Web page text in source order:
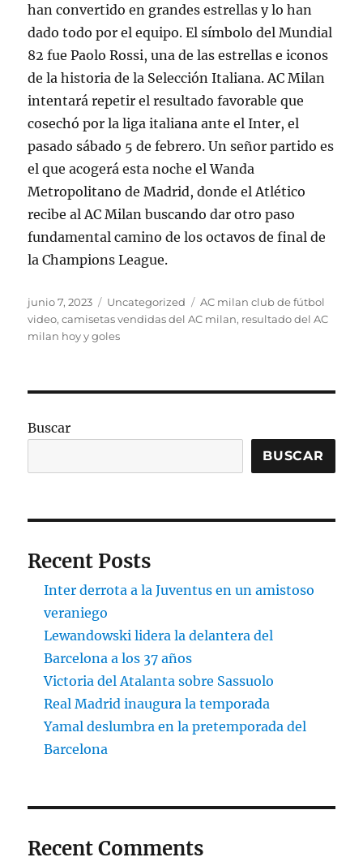
han convertido en grandes estrellas y lo han
dado todo por el equipo. El símbolo del Mundial
82 fue Paolo Rossi, una de las estrellas e iconos
de la historia de la Selección Italiana. AC Milan
intentará repetir el resultado favorable que
cosechó por la liga italiana ante el Inter, el
pasado sábado 5 de febrero. Un señor partido es
el que acogerá esta noche el Wanda
Metropolitano de Madrid, donde el Atlético
recibe al AC Milan buscando dar otro paso
fundamental camino de los octavos de final de
la Champions League.
Publicado
el
junio 7, 2023 Categorías
Uncategorized Etiquetas
AC milan club de fútbol
video,camisetas vendidas del AC milan, resultado del AC
milan hoy y goles
Buscar
BUSCAR
Recent Posts
Inter derrota a la Juventus en un amistoso
veraniego
Lewandowski lidera la delantera del
Barcelona a los 37 años
Victoria del Atalanta sobre Sassuolo
Real Madrid inaugura la temporada
Yamal deslumbra en la pretemporada del
Barcelona
Recent Comments